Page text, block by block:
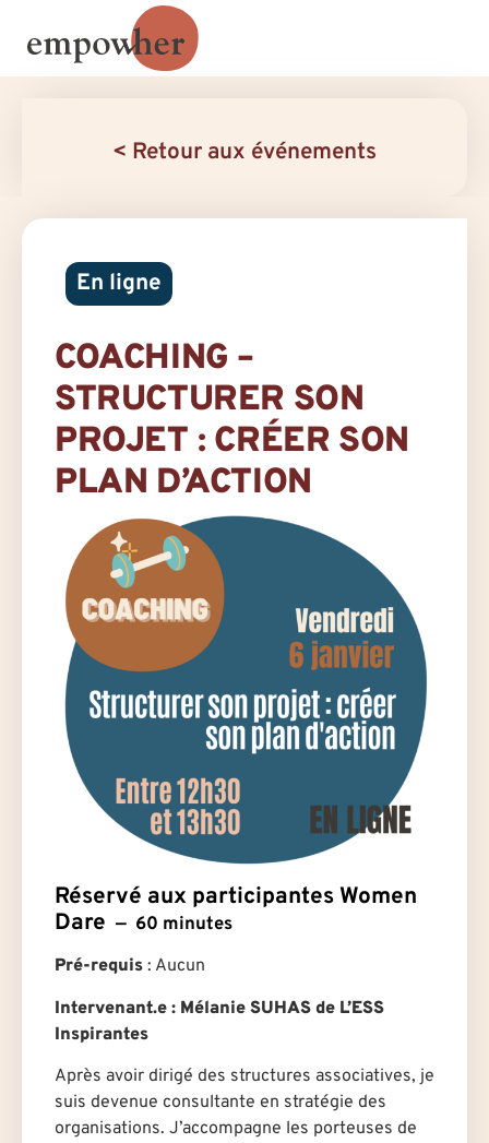
< Retour aux événements
En ligne
COACHING –
STRUCTURER SON
PROJET : CRÉER SON
PLAN D’ACTION
Réservé aux participantes Women
Dare
60 minutes
Pré-requis : Aucun
Intervenant.e : Mélanie SUHAS de L’ESS
Inspirantes
Après avoir dirigé des structures associatives, je
suis devenue consultante en stratégie des
organisations. J’accompagne les porteuses de